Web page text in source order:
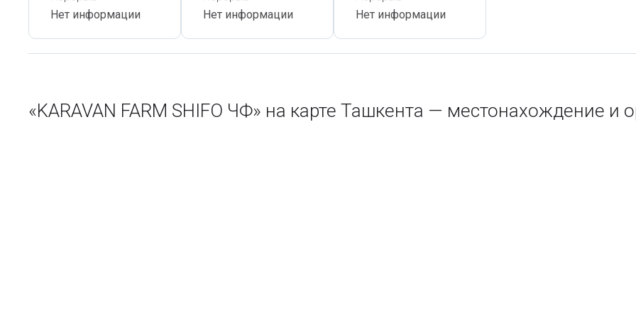
Нет информации
Нет информации
Нет информации
«KARAVAN FARM SHIFO ЧФ» на карте Ташкента — местонахождение и